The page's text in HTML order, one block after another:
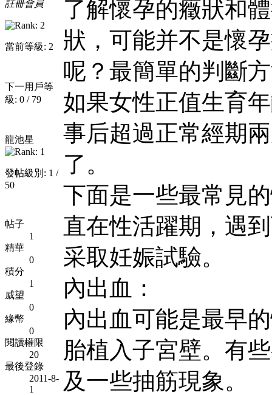
註冊會員
當前等級: 2
下一用戶等
級: 0 / 79
龍池星
發帖級別: 1 /
50
帖子
1
精華
0
積分
1
威望
0
緣幣
0
閱讀權限
20
最後登錄
2011-8-
1
了解懷孕的癥狀和
狀，可能并不是懷
呢？最簡單的判斷
如果女性正值生育
事后超過正常經期
了。
下面是一些最常見
直在性活躍期，遇
采取妊娠試驗。
內出血：
內出血可能是最早
胎植入子宮壁。有
及一些抽筋現象。